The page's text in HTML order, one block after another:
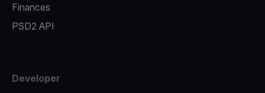
Finances
PSD2 API
Developer